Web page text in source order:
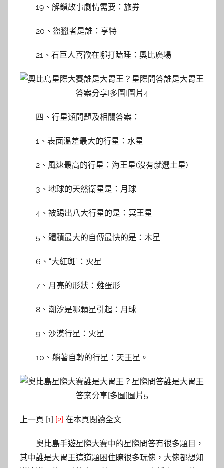
19、解鎖故事劇情需要：旅券
20、盜獵者是誰：亨特
21、石巨人喜歡在哪打瞌睡：奧比廣場
四、行星類問題及相關答案：
1、表面溫差最大的行星：水星
2、風速最高的行星：海王星(沒有就選土星)
3、地球的天然衛星是：月球
4、被踢出八大行星的是：冥王星
5、體積最大的自傳最快的是：木星
6、“大紅斑”：火星
7、月亮的形狀：雞蛋形
8、潮汐是哪顆星引起：月球
9、沙漠行星：火星
10、躺著自轉的行星：天王星。
上一頁 [1] [2] 在本頁閱讀全文
奧比島手遊星際大賽中的星際問答有很多題目，
其中誰是大胃王這道題困住瞭很多玩傢，大傢都想知